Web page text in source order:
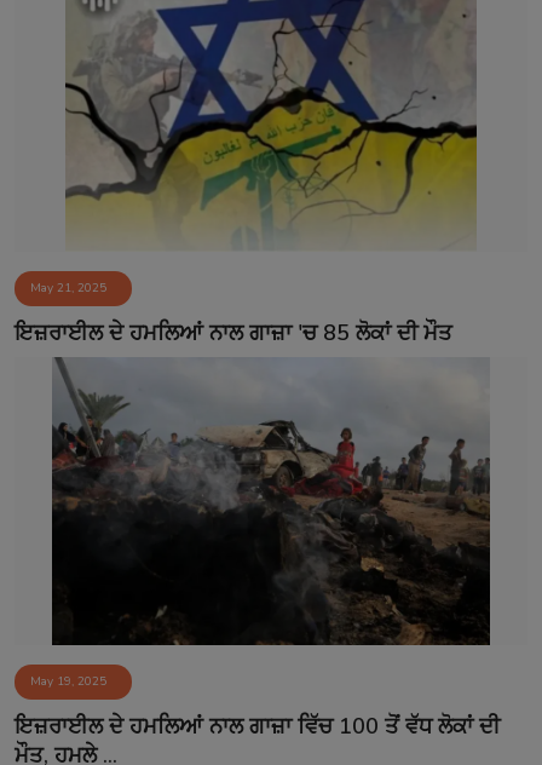
May 21, 2025
ਇਜ਼ਰਾਈਲ ਦੇ ਹਮਲਿਆਂ ਨਾਲ ਗਾਜ਼ਾ 'ਚ 85 ਲੋਕਾਂ ਦੀ ਮੌਤ
May 19, 2025
ਇਜ਼ਰਾਈਲ ਦੇ ਹਮਲਿਆਂ ਨਾਲ ਗਾਜ਼ਾ ਵਿੱਚ 100 ਤੋਂ ਵੱਧ ਲੋਕਾਂ ਦੀ
ਮੌਤ, ਹਮਲੇ ...